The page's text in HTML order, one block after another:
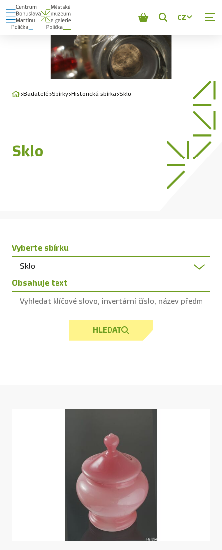
Zobrazit
vyhledávání
CZ
Badatelé Sbírky Historická sbírka Sklo
Sklo
Vyberte sbírku
Obsahuje text
HLEDAT